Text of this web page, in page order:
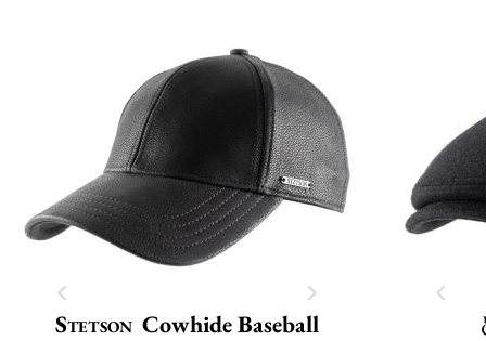
Stetson Cowhide Baseball